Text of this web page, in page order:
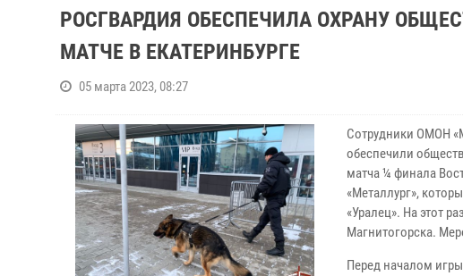
РОСГВАРДИЯ ОБЕСПЕЧИЛА ОХРАНУ
МАТЧЕ В ЕКАТЕРИНБУРГЕ
05 марта 2023, 08:27
Сотрудники ОМОН
обеспечили
матча ¼ финала
«Металлург»,
«Уралец». На этот
Магнитогорска.
Перед началом